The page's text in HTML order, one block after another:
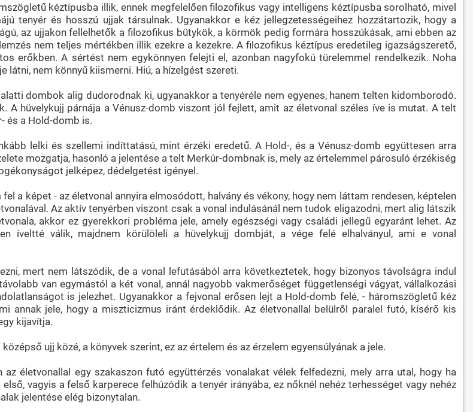
kéztípusba illik, ennek megfelelően filozofikus vagy intelligens kéztípusba sorolható, mivel
tenyér és hosszú ujjak társulnak. Ugyanakkor e kéz jellegzetességeihez hozzátartozik, hogy a
az ujjakon fellelhetők a filozofikus bütykök, a körmök pedig formára hosszúkásak, ami ebben az
nem teljes mértékben illik ezekre a kezekre. A filozofikus kéztípus eredetileg igazságszerető,
erőkben. A sértést nem egykönnyen felejti el, azonban nagyfokú türelemmel rendelkezik. Noha
látni, nem könnyű kiismerni. Hiú, a hízelgést szereti.
dombok alig dudorodnak ki, ugyanakkor a tenyéréle nem egyenes, hanem telten kidomborodó.
A hüvelykujj párnája a Vénusz-domb viszont jól fejlett, amit az életvonal széles íve is mutat. A telt
és a Hold-domb is.
lelki és szellemi indíttatású, mint érzéki eredetű. A Hold-, és a Vénusz-domb együttesen arra
mozgatja, hasonló a jelentése a telt Merkúr-dombnak is, mely az értelemmel párosuló érzékiség
jelképez, dédelgetést igényel.
a képet - az életvonal annyira elmosódott, halvány és vékony, hogy nem láttam rendesen, képtelen
Az aktív tenyérben viszont csak a vonal indulásánál nem tudok eligazodni, mert alig látszik
akkor ez gyerekkori probléma jele, amely egészségi vagy családi jellegű egyaránt lehet. Az
íveltté válik, majdnem körülöleli a hüvelykujj dombját, a vége felé elhalványul, ami e vonal
mert nem látszódik, de a vonal lefutásából arra következtetek, hogy bizonyos távolságra indul
van egymástól a két vonal, annál nagyobb vakmerőséget függetlenségi vágyat, vállalkozási
is jelezhet. Ugyanakkor a fejvonal erősen lejt a Hold-domb felé, - háromszögletű kéz
annak jele, hogy a miszticizmus iránt érdeklődik. Az életvonallal belülről paralel futó, kísérő kis
kijavítja.
ujj közé, a könyvek szerint, ez az értelem és az érzelem egyensúlyának a jele.
életvonallal egy szakaszon futó együttérzés vonalakat vélek felfedezni, mely arra utal, hogy ha
vagyis a felső karperece felhúzódik a tenyér irányába, ez nőknél nehéz terhességet vagy nehéz
jelentése elég bizonytalan.